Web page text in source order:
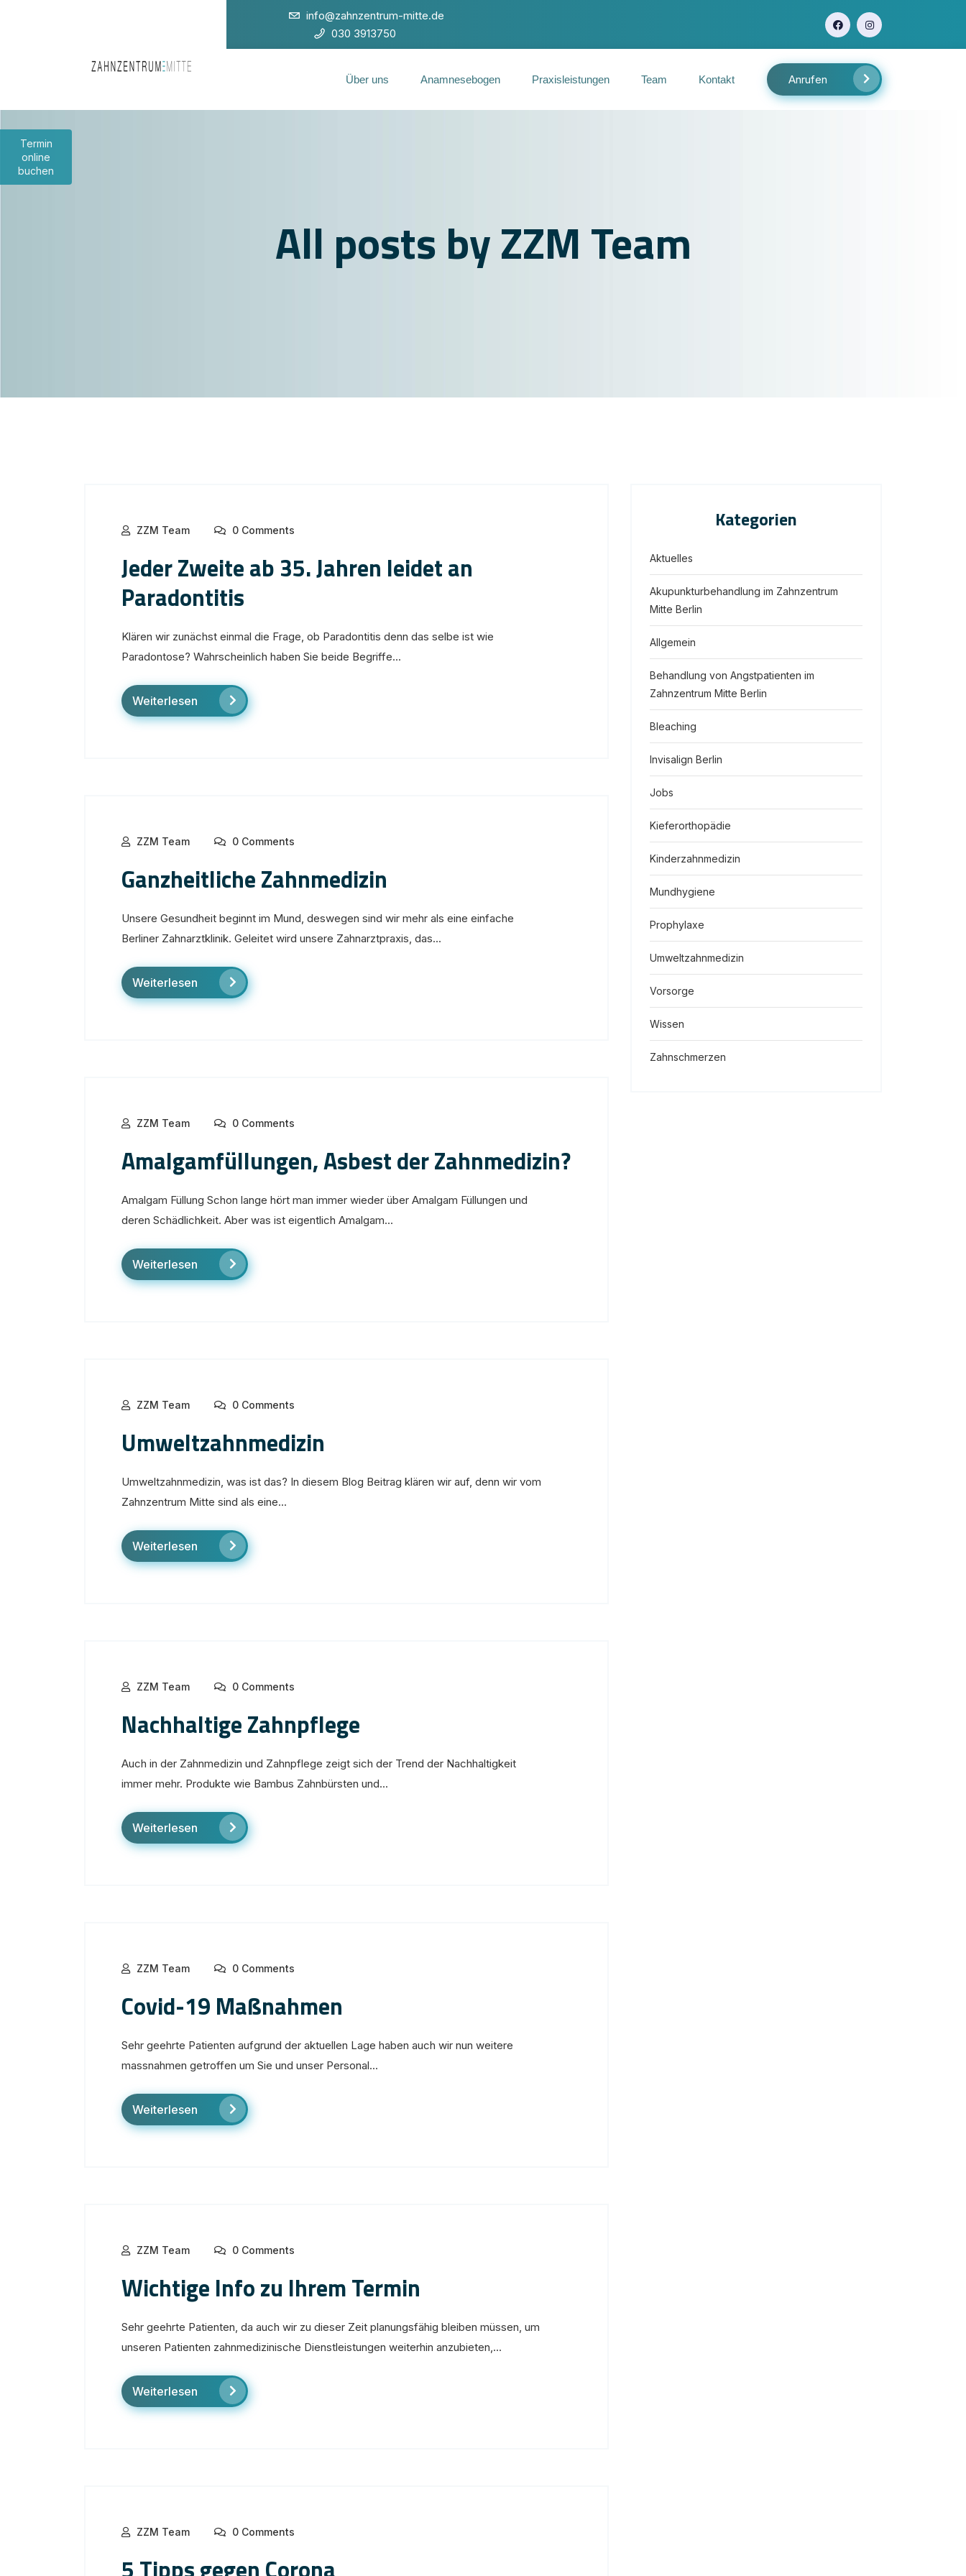
info@zahnzentrum-mitte.de
030 3913750
Über uns Anamnesebogen Praxisleistungen Team Kontakt Anrufen
All posts by ZZM Team
ZZM Team 0 Comments
Jeder Zweite ab 35. Jahren leidet an
Paradontitis
Klären wir zunächst einmal die Frage, ob Paradontitis denn das selbe ist wie
Paradontose? Wahrscheinlich haben Sie beide Begriffe...
Weiterlesen
ZZM Team 0 Comments
Ganzheitliche Zahnmedizin
Unsere Gesundheit beginnt im Mund, deswegen sind wir mehr als eine einfache
Berliner Zahnarztklinik. Geleitet wird unsere Zahnarztpraxis, das...
Weiterlesen
ZZM Team 0 Comments
Amalgamfüllungen, Asbest der Zahnmedizin?
Amalgam Füllung Schon lange hört man immer wieder über Amalgam Füllungen und
deren Schädlichkeit. Aber was ist eigentlich Amalgam...
Weiterlesen
ZZM Team 0 Comments
Umweltzahnmedizin
Umweltzahnmedizin, was ist das? In diesem Blog Beitrag klären wir auf, denn wir vom
Zahnzentrum Mitte sind als eine...
Weiterlesen
ZZM Team 0 Comments
Nachhaltige Zahnpflege
Auch in der Zahnmedizin und Zahnpflege zeigt sich der Trend der Nachhaltigkeit
immer mehr. Produkte wie Bambus Zahnbürsten und...
Weiterlesen
ZZM Team 0 Comments
Covid-19 Maßnahmen
Sehr geehrte Patienten aufgrund der aktuellen Lage haben auch wir nun weitere
massnahmen getroffen um Sie und unser Personal...
Weiterlesen
ZZM Team 0 Comments
Wichtige Info zu Ihrem Termin
Sehr geehrte Patienten, da auch wir zu dieser Zeit planungsfähig bleiben müssen, um
unseren Patienten zahnmedizinische Dienstleistungen weiterhin anzubieten,...
Weiterlesen
ZZM Team 0 Comments
Kategorien
Aktuelles
Akupunkturbehandlung im Zahnzentrum
Mitte Berlin
Allgemein
Behandlung von Angstpatienten im
Zahnzentrum Mitte Berlin
Bleaching
Invisalign Berlin
Jobs
Kieferorthopädie
Kinderzahnmedizin
Mundhygiene
Prophylaxe
Umweltzahnmedizin
Vorsorge
Wissen
Zahnschmerzen
Termin
online
buchen